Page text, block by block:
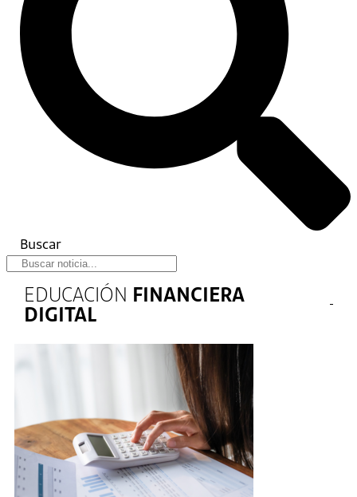
Buscar
EDUCACIÓN FINANCIERA
DIGITAL